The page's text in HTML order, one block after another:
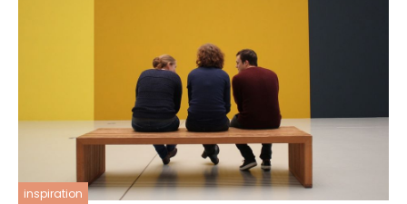
inspiration